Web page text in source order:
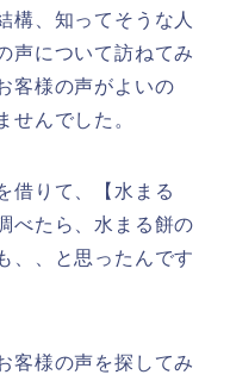
構、知ってそうな人
声について訪ねてみ
客様の声がよいの
せんでした。
借りて、【水まる
べたら、水まる餅の
、、と思ったんです
客様の声を探してみ